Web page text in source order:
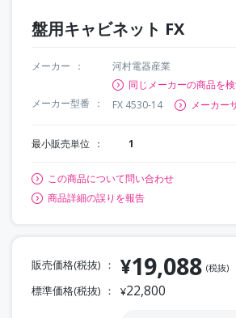
盤用キャビネット FX
メーカー
河村電器産業
同じメーカーの商品を
メーカー型番
FX 4530-14 メーカー
最小販売単位 1
この商品について問い合わせ
商品詳細の誤りを報告
販売価格(税抜) ¥19,088 (税抜)
標準価格(税抜) ¥22,800